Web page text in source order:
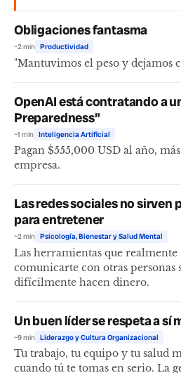
Obligaciones fantasma
~2 min Productividad
"Mantuvimos el peso y dejamos
OpenAI está contratando a
Preparedness”
~1 min Inteligencia Artificial
Pagan $555,000 USD al año,
empresa.
Las redes sociales no sirven
para entretener
~2 min Psicología, Bienestar y Salud Mental
Las herramientas que realmente
comunicarte con otras personas
difícilmente hacen dinero.
Un buen líder se respeta a sí
~9 min Liderazgo y Cultura Organizacional
Tu trabajo, tu equipo y tu salud
cuando tú te tomas en serio. La